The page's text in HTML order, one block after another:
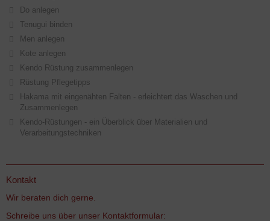
Do anlegen
Tenugui binden
Men anlegen
Kote anlegen
Kendo Rüstung zusammenlegen
Rüstung Pflegetipps
Hakama mit eingenähten Falten - erleichtert das Waschen und
Zusammenlegen
Kendo-Rüstungen - ein Überblick über Materialien und
Verarbeitungstechniken
Kontakt
Wir beraten dich gerne.
Schreibe uns über unser Kontaktformular: